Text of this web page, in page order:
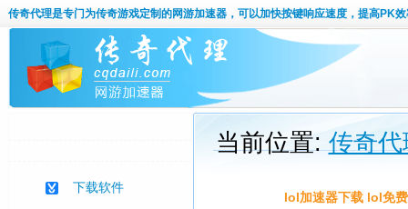
传奇代理是专门为传奇游戏定制的网游加速器，可以加快按键响应速度，提高PK效
下载软件
当前位置:传奇代
lol加速器下载 lol免